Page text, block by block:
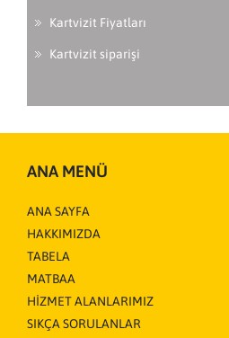
Kartvizit Fiyatları
Kartvizit siparişi
ANA MENÜ
ANA SAYFA
HAKKIMIZDA
TABELA
MATBAA
HİZMET ALANLARIMIZ
SIKÇA SORULANLAR